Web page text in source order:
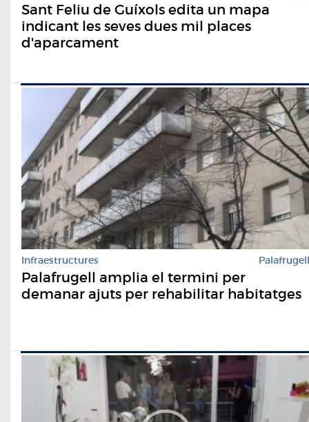
Sant Feliu de Guíxols edita un mapa
indicant les seves dues mil places
d'aparcament
Infraestructures Palafrugell
Palafrugell amplia el termini per
demanar ajuts per rehabilitar habitatges